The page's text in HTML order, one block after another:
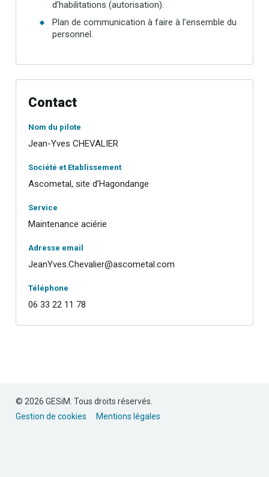
d’habilitations (autorisation).
Plan de communication à faire à l’ensemble du
personnel.
Contact
Nom du pilote
Jean-Yves CHEVALIER
Société et Etablissement
Ascometal, site d’Hagondange
Service
Maintenance aciérie
Adresse email
JeanYves.Chevalier@ascometal.com
Téléphone
06 33 22 11 78
© 2026 GESiM. Tous droits réservés.
Gestion de cookies
Mentions légales